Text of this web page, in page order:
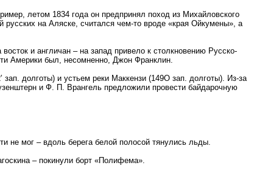
летом 1834 года он предпринял поход из Михайловского
русских на Аляске, считался чем-то вроде «края Ойкумены», а
и англичан – на запад привело к столкновению Русско-
Америки был, несомненно, Джон Франклин.
долготы) и устьем реки Маккензи (149О зап. долготы). Из-за
и Ф. П. Врангель предложили провести байдарочную
не мог – вдоль берега белой полосой тянулись льды.
– покинули борт «Полифема».